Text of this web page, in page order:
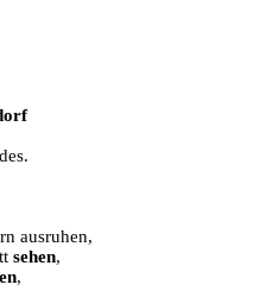
ausruhen,
sehen,
,